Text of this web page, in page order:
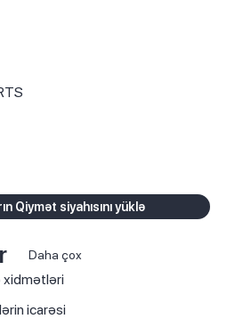
Qiymət siyahısını yüklə
Daha çox
xidmətləri
icarəsi